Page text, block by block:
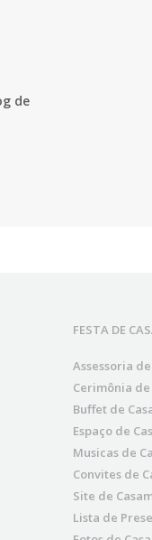
de
FESTA DE
Assessoria
Cerimônia
Buffet de
Espaço de
Musicas de
Convites de
Site de
Lista de